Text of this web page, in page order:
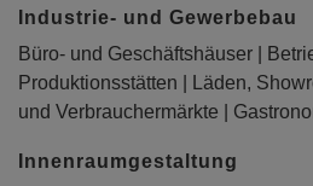
Industrie- und Gewerbebau
Büro- und Geschäftshäuser |
Produktionsstätten | Läden,
und Verbrauchermärkte |
Innenraumgestaltung